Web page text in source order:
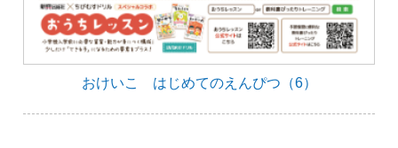
おけいこ はじめてのえんぴつ（6）